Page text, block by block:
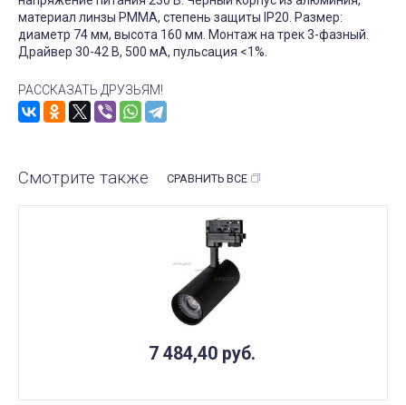
материал линзы PMMA, степень защиты IP20. Размер:
диаметр 74 мм, высота 160 мм. Монтаж на трек 3-фазный.
Драйвер 30-42 В, 500 мА, пульсация <1%.
РАССКАЗАТЬ ДРУЗЬЯМ!
Смотрите также СРАВНИТЬ ВСЕ
7 484,40 руб.